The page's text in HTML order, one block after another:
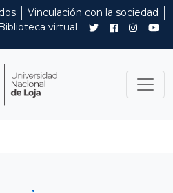
Vinculación con la sociedad
Biblioteca virtual